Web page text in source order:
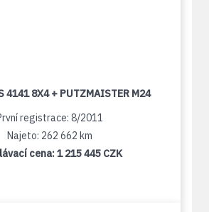
4141 8X4 + PUTZMAISTER M24
registrace: 8/2011
Najeto: 262 662 km
cena:1 215 445 CZK